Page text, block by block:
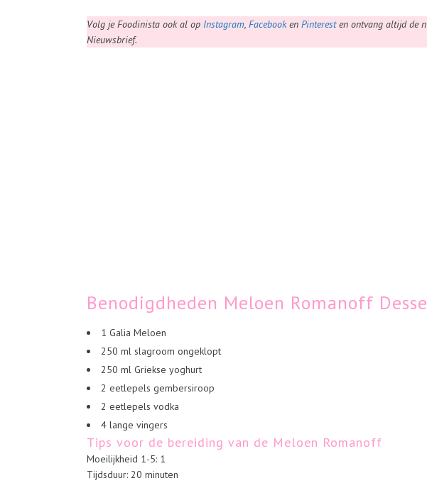
Volg je Foodinista ook al op Instagram, Facebooken Pinteresten ontvang altijd de
Nieuwsbrief.
Benodigdheden Meloen Romanoff
1 Galia Meloen
250 ml slagroom ongeklopt
250 ml Griekse yoghurt
2 eetlepels gembersiroop
2 eetlepels vodka
4 lange vingers
Tips voor de bereiding van de Meloen Romanoff
Moeilijkheid 1-5: 1
Tijdsduur: 20 minuten